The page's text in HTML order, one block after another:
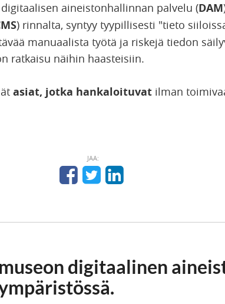
aineistonhallinnan palvelu (DAM
) rinnalta, syntyy tyypillisesti "tieto
manuaalista työtä ja riskejä tiedon
ratkaisu näihin haasteisiin.
asiat, jotka hankaloituvat ilman
JAA:
digitaalinen